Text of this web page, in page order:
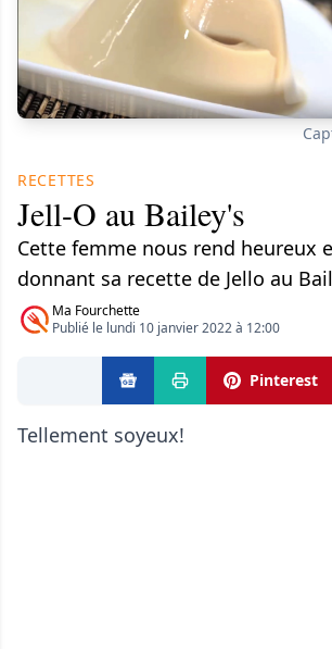
RECETTES
Jell-O au Bailey's
Cette femme nous rend heureux
donnant sa recette de Jello au
Ma Fourchette
Publié le lundi 10 janvier 2022 à 12:00
Pinterest
Tellement soyeux!